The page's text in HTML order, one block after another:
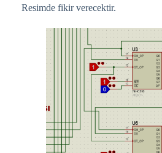
Resimde fikir verecektir.